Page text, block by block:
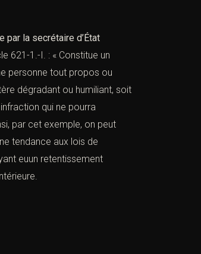
la secrétaire d’État
621-1.-I. : « Constitue un
personne tout propos ou
dégradant ou humiliant, soit
qui ne pourra
par cet exemple, on peut
tendance aux lois de
euun retentissement